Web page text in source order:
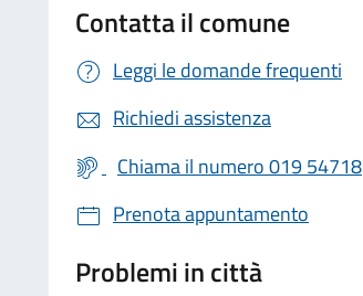
Contatta il comune
Leggi le domande frequenti
Richiedi assistenza
Chiama il numero 019 54718
Prenota appuntamento
Problemi in città